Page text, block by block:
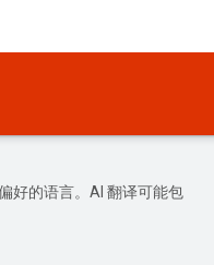
好的语言。AI 翻译可能包